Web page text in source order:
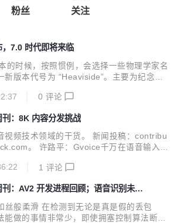
粉丝 关注
7.0 时代即将来临
的时候，按照惯例，会选择一些物理学家名
新版本代号为 “Heaviside”。主要为纪念伟
0 评论
：8K 内容分发挑战
视频技术领域的干货。 新闻投稿：contribu
。 许路平：Gvoice千万在语音输入的
发、覆盖全球。本次分享的嘉宾许路平是G
议的设计原则和方法，高可用保障与成本
破和未来展望等。 陈曦：超低延迟下的实时
（实时音视频通信）近年来广泛应用于语
1 评论
：AV2 开发进程回顾；语音识别未来
丝般柔滑 在检测到无论是真是假的丢包
能做的事情非常少，即使拥塞控制算法断定